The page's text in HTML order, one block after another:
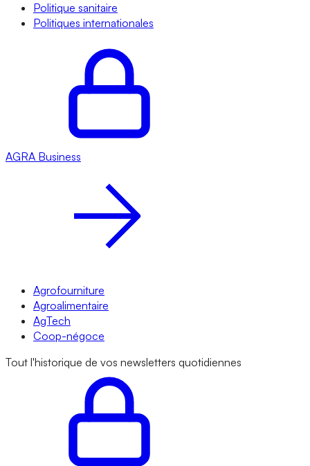
Politique sanitaire
Politiques internationales
AGRA Business
Agrofourniture
Agroalimentaire
AgTech
Coop-négoce
Tout l'historique de vos newsletters quotidiennes